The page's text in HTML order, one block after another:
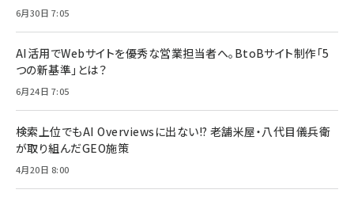
6月30日 7:05
AI活用でWebサイトを優秀な営業担当者へ。BtoBサイト制作「5
つの新基準」とは？
6月24日 7:05
検索上位でもAI Overviewsに出ない!? 老舗米屋・八代目儀兵衛
が取り組んだGEO施策
4月20日 8:00